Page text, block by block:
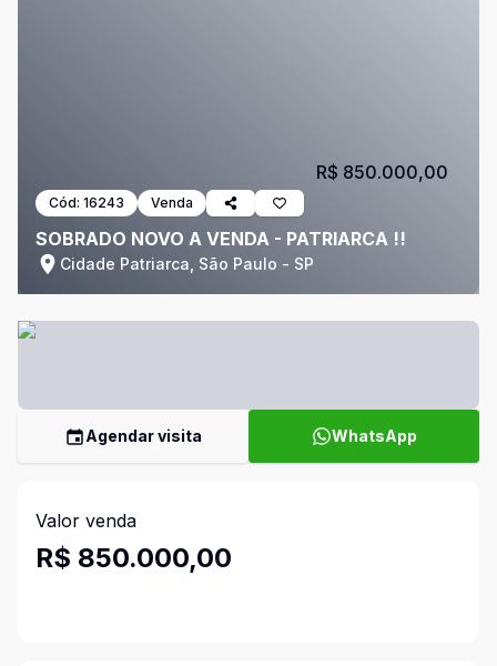
Cód: 16243 Venda
SOBRADO NOVO A VENDA - PATRIARCA !!
Cidade Patriarca, São Paulo - SP
R$ 850.000,00
Agendar visita WhatsApp
Valor venda
R$ 850.000,00